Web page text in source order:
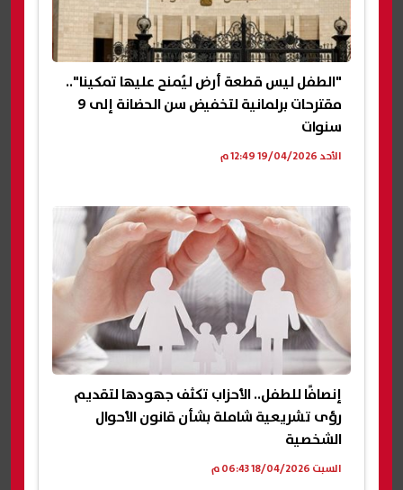
"الطفل ليس قطعة أرض ليُمنح عليها تمكينا"..
مقترحات برلمانية لتخفيض سن الحضانة إلى 9
سنوات
الأحد 19/04/2026 12:49 م
إنصافًا للطفل.. الأحزاب تكثف جهودها لتقديم
رؤى تشريعية شاملة بشأن قانون الأحوال
الشخصية
السبت 18/04/2026 06:43 م